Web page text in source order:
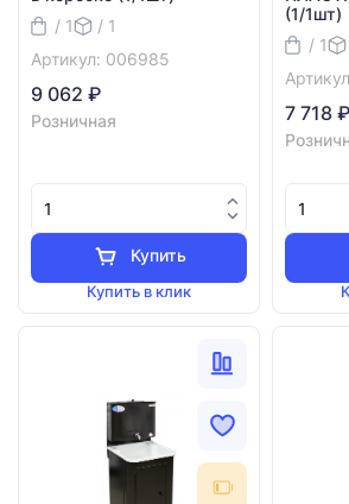
/ 1
/ 1
Артикул: 006985
9 062 ₽
Розничная
Купить
Купить в клик
(1/1шт)
/ 1
7 718 ₽